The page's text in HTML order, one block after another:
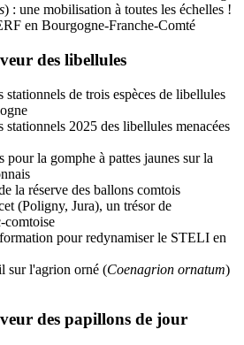
) : une mobilisation à toutes les échelles !
en Bourgogne-Franche-Comté
des libellules
stationnels de trois espèces de libellules
stationnels 2025 des libellules menacées
pour la gomphe à pattes jaunes sur la
la réserve des ballons comtois
(Poligny, Jura), un trésor de
comtoise
pour redynamiser le STELI en
sur l'agrion orné (Coenagrion ornatum)
des papillons de jour